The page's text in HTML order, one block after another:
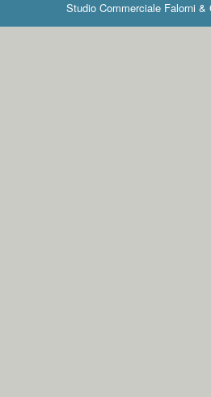
Studio Commerciale Falorni